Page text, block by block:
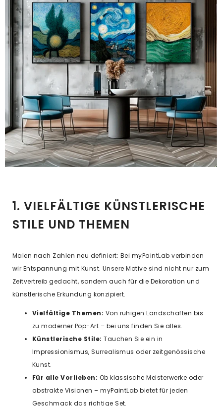
1. VIELFÄLTIGE KÜNSTLERISCHE
STILE UND THEMEN
Malen nach Zahlen neu definiert: Bei myPaintLab verbinden
wir Entspannung mit Kunst. Unsere Motive sind nicht nur zum
Zeitvertreib gedacht, sondern auch für die Dekoration und
künstlerische Erkundung konzipiert.
Vielfältige Themen: Von ruhigen Landschaften bis
zu moderner Pop-Art – bei uns finden Sie alles.
Künstlerische Stile: Tauchen Sie ein in
Impressionismus, Surrealismus oder zeitgenössische
Kunst.
Für alle Vorlieben: Ob klassische Meisterwerke oder
abstrakte Visionen – myPaintLab bietet für jeden
Geschmack das richtige Set.